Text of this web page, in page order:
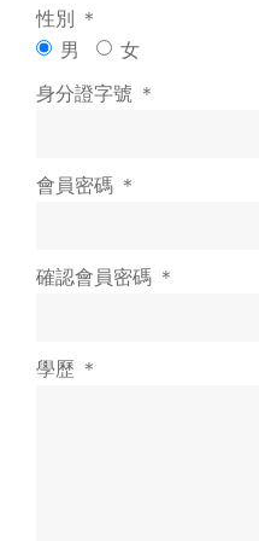
性別 ＊
男
女
身分證字號 ＊
會員密碼 ＊
確認會員密碼 ＊
學歷 ＊